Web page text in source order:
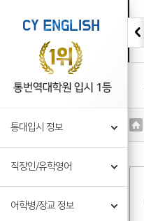
통대입시 정보
직장인/유학영어
어학병/장교 정보
기